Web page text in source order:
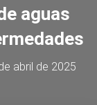
aguas
abril de 2025